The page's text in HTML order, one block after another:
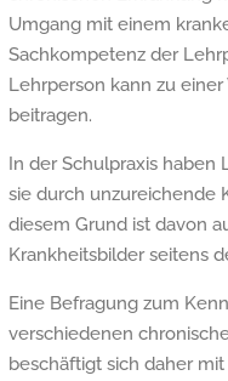
Umgang mit einem
Sachkompetenz der
Lehrperson kann zu
beitragen.
In der Schulpraxis
sie durch unzureichende
diesem Grund ist davon
Krankheitsbilder seitens
Eine Befragung zum
verschiedenen
beschäftigt sich daher